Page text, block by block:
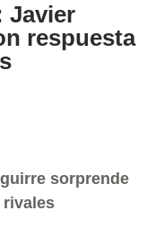
Javier
respuesta
sorprende
rivales